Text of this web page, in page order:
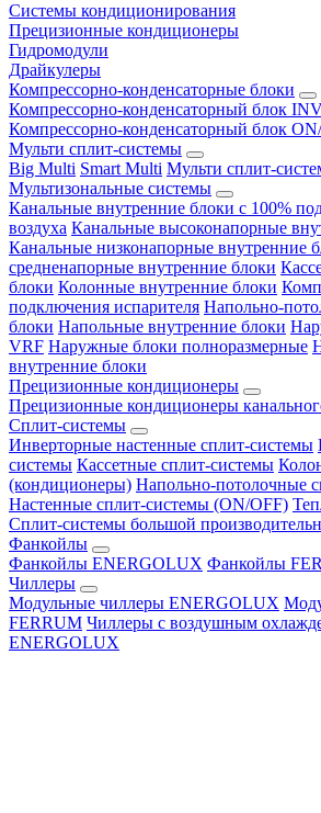
Системы кондиционирования
Прецизионные кондиционеры
Гидромодули
Драйкулеры
Компрессорно-конденсаторные блоки
Компрессорно-конденсаторный блок
Компрессорно-конденсаторный блок
Мульти сплит-системы
Big Multi Smart Multi Мульти сплит-
Мультизональные системы
Канальные внутренние блоки с 100%
воздуха Канальные высоконапорные
Канальные низконапорные внутренние
средненапорные внутренние блоки
блоки Колонные внутренние блоки
подключения испарителя Напольно-
блоки Напольные внутренние блоки
VRF Наружные блоки полноразмерные
внутренние блоки
Прецизионные кондиционеры
Прецизионные кондиционеры
Сплит-системы
Инверторные настенные сплит-системы
системы Кассетные сплит-системы
(кондиционеры) Напольно-потолочные
Настенные сплит-системы (ON/OFF)
Сплит-системы большой
Фанкойлы
Фанкойлы ENERGOLUX Фанкойлы
Чиллеры
Модульные чиллеры ENERGOLUX
FERRUM Чиллеры с воздушным
ENERGOLUX